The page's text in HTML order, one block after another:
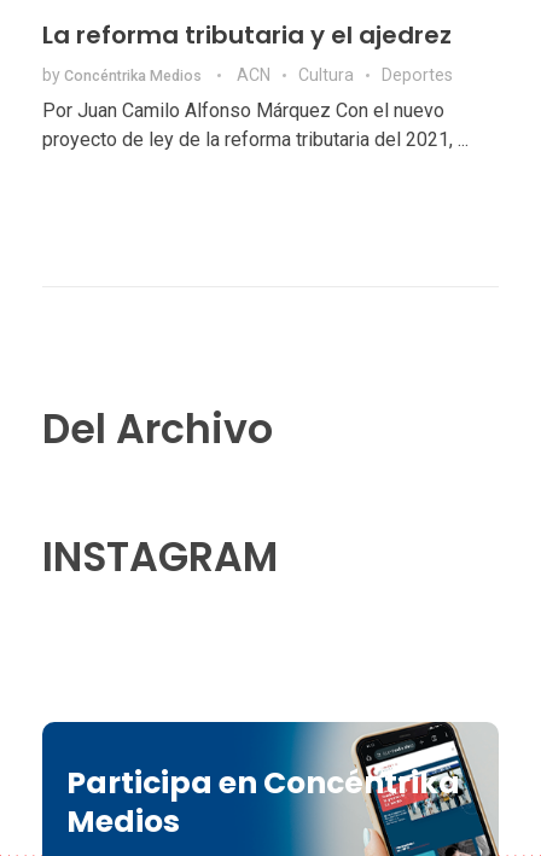
La reforma tributaria y el ajedrez
by Concéntrika Medios ACN Cultura Deportes
Por Juan Camilo Alfonso Márquez Con el nuevo
proyecto de ley de la reforma tributaria del 2021, ...
Del Archivo
INSTAGRAM
Participa en Concéntrika
Medios